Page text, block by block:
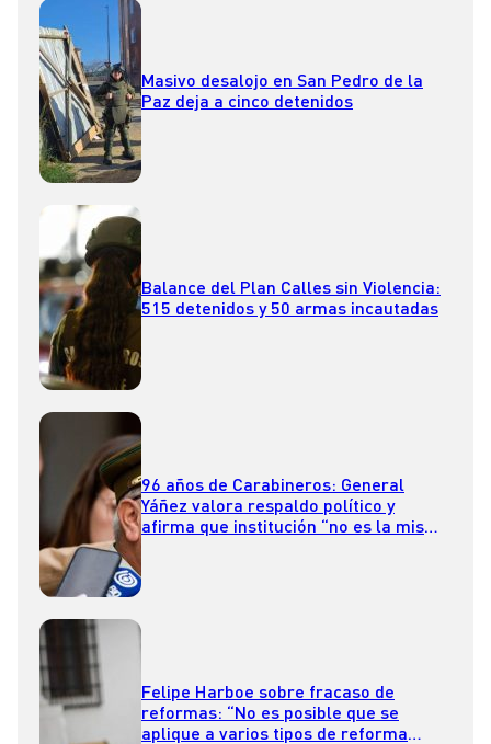
Masivo desalojo en San Pedro de la
Paz deja a cinco detenidos
Balance del Plan Calles sin Violencia:
515 detenidos y 50 armas incautadas
96 años de Carabineros: General
Yáñez valora respaldo político y
afirma que institución “no es la misma
Felipe Harboe sobre fracaso de
reformas: “No es posible que se
aplique a varios tipos de reforma